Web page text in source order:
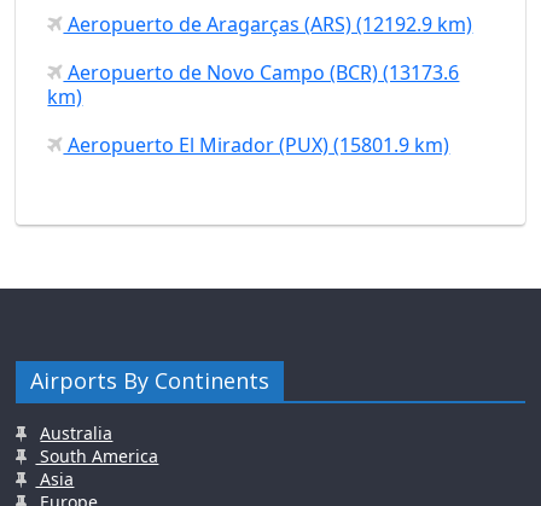
Aeropuerto de Aragarças (ARS) (12192.9 km)
Aeropuerto de Novo Campo (BCR) (13173.6
km)
Aeropuerto El Mirador (PUX) (15801.9 km)
Airports By Continents
Australia
South America
Asia